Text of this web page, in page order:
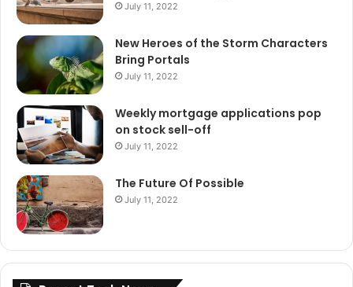
July 11, 2022
New Heroes of the Storm Characters
Bring Portals
July 11, 2022
Weekly mortgage applications pop
on stock sell-off
July 11, 2022
The Future Of Possible
July 11, 2022